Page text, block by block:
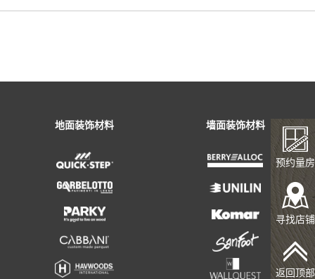
预约量房
寻找店铺
返回顶部